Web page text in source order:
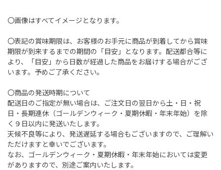
〇画像はすべてイメージとなります。
〇表記の賞味期限は、お客様のお手元に商品が到着してから賞味
期限が到来するまでの期間の「目安」となります。配送都合等に
より、「目安」から日数が経過した商品をお届けする場合がござ
います。予めご了承ください。
〇商品の発送時期について
配送日のご指定が無い場合は、ご注文日の翌日から土・日・祝
日・長期連休（ゴールデンウィーク・夏期休暇・年末年始）を除
く９日以内に発送いたします。
天候不良等により、発送遅延する場合もございますので、ご理解い
ただけますと幸いでございます。
なお、ゴールデンウィーク・夏期休暇・年末年始においては変更
がありますので、別途ご案内いたします。